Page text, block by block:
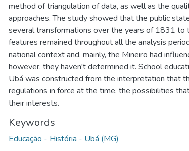
method of triangulation of data, as well as the
approaches. The study showed that the public
several transformations over the years of 1831
features remained throughout all the analysis
national context and, mainly, the Mineiro had
however, they haven't determined it. School
Ubá was constructed from the interpretation that
regulations in force at the time, the possibilities
their interests.
Keywords
Educação - História - Ubá (MG)